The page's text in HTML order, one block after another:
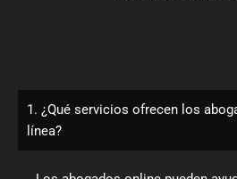
1. ¿Qué servicios ofrecen los
línea?